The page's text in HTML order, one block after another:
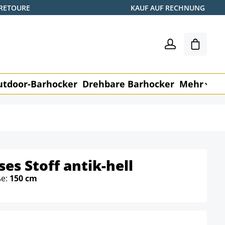
KAUF AUF RECHNUNG
Barhocker Drehbare Barhocker Mehr
Stoff antik-hell
150 cm